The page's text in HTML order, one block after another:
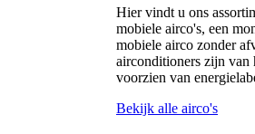
Hier vindt u ons
mobiele airco's, een
mobiele airco zonder
airconditioners zijn van
voorzien van
Bekijk alle airco's